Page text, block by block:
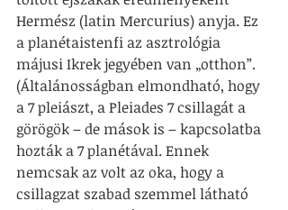
Hermész (latin Mercurius) anyja. Ez
a planétaistenfi az asztrológia
májusi Ikrek jegyében van „otthon”.
(Általánosságban elmondható, hogy
a 7 pleiászt, a Pleiades 7 csillagát a
görögök – de mások is – kapcsolatba
hozták a 7 planétával. Ennek
nemcsak az volt az oka, hogy a
csillagzat szabad szemmel látható